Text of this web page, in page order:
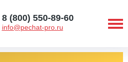
info@pechat-pro.ru
8 (800) 550-89-60